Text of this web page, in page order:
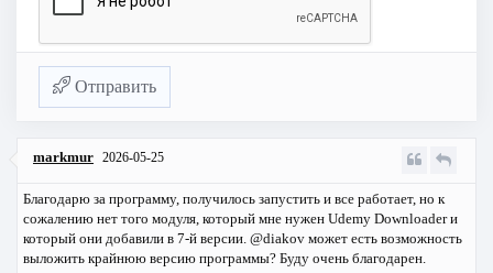
Отправить
markmur 2026-05-25
Благодарю за программу, получилось запустить и все работает, но к
сожалению нет того модуля, который мне нужен Udemy Downloader и
который они добавили в 7-й версии. @diakov может есть возможность
выложить крайнюю версию программы? Буду очень благодарен.